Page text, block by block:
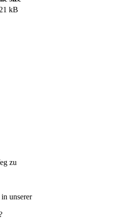
kB
zu
unserer